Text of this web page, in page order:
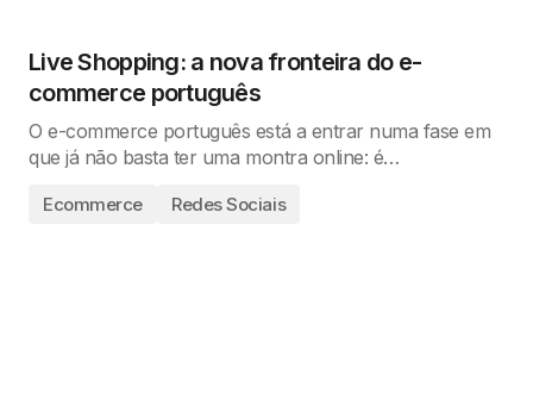
Live Shopping: a nova fronteira do e-
commerce português
O e-commerce português está a entrar numa fase em
que já não basta ter uma montra online: é…
Ecommerce Redes Sociais